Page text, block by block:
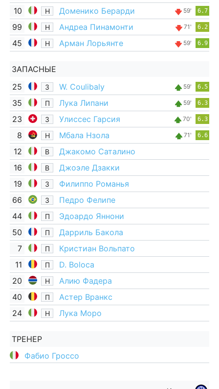
10 Н Доменико Берарди 59' 6.7
99 Н Андреа Пинамонти 71' 6.2
45 Н Арман Лорьянте 59' 6.9
ЗАПАСНЫЕ
25
З W. Coulibaly 59' 6.5
35 П Лука Липани 59' 6.3
23 З Улиссес Гарсия 70' 6.3
8 Н Мбала Нзола 71' 6.6
12 В
Джакомо Саталино
16
В
Джоэле Дзакки
19
З
Филиппо Романья
66
З
Педро Фелипе
44
П
Эдоардо Яннони
50
П
Дарриль Бакола
7
П
Кристиан Вольпато
11
П
D. Boloca
20
Н
Алию Фадера
40
П
Астер Вранкс
24
Н Лука Моро
ТРЕНЕР
Фабио Гроссо